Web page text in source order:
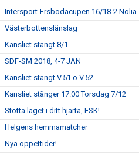
Intersport-Ersbodacupen 16/18-2 Nolia
Västerbottenslänslag
Kansliet stängt 8/1
SDF-SM 2018, 4-7 JAN
Kansliet stängt V.51 o V.52
Kansliet stänger 17.00 Torsdag 7/12
Stötta laget i ditt hjärta, ESK!
Helgens hemmamatcher
Nya öppettider!